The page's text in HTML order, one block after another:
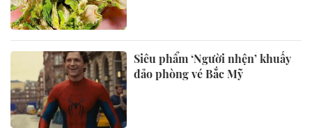
Siêu phẩm ‘Người nhện’ khuấy
đảo phòng vé Bắc Mỹ